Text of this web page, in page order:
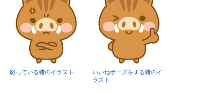
怒っている猪のイラスト
いいねポーズをする猪のイ
ラスト